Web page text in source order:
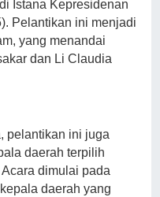
Istana Kepresidenan
Pelantikan ini menjadi
yang menandai
dan Li Claudia
pelantikan ini juga
daerah terpilih
dimulai pada
daerah yang